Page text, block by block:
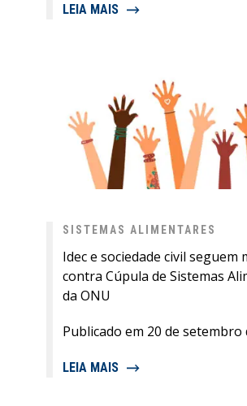
LEIA MAIS
SISTEMAS ALIMENTARES
Idec e sociedade civil seguem
contra Cúpula de Sistemas
da ONU
Publicado em 20 de setembro
LEIA MAIS